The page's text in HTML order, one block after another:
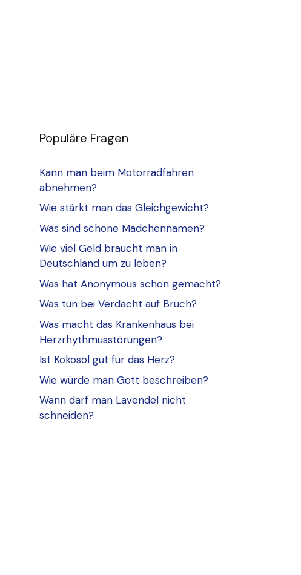
Populäre Fragen
Kann man beim Motorradfahren
abnehmen?
Wie stärkt man das Gleichgewicht?
Was sind schöne Mädchennamen?
Wie viel Geld braucht man in
Deutschland um zu leben?
Was hat Anonymous schon gemacht?
Was tun bei Verdacht auf Bruch?
Was macht das Krankenhaus bei
Herzrhythmusstörungen?
Ist Kokosöl gut für das Herz?
Wie würde man Gott beschreiben?
Wann darf man Lavendel nicht
schneiden?